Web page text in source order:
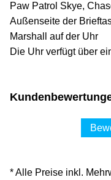
Paw Patrol Skye,
Außenseite der
Marshall auf der Uhr
Die Uhr verfügt über
* Alle Preise inkl.